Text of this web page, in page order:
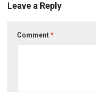
Leave a Reply
Comment*